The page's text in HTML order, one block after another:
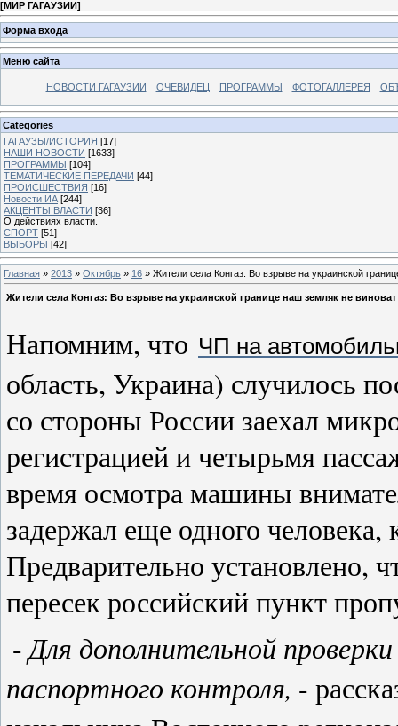
[МИР ГАГАУЗИИ]
Форма входа
Меню сайта
НОВОСТИ ГАГАУЗИИ ОЧЕВИДЕЦ ПРОГРАММЫ ФОТОГАЛЛЕРЕЯ
Categories
ГАГАУЗЫ/ИСТОРИЯ [17]
НАШИ НОВОСТИ [1633]
ПРОГРАММЫ [104]
ТЕМАТИЧЕСКИЕ ПЕРЕДАЧИ [44]
ПРОИСШЕСТВИЯ [16]
Новости ИА [244]
АКЦЕНТЫ ВЛАСТИ [36]
О действиях власти.
СПОРТ [51]
ВЫБОРЫ [42]
Главная » 2013 » Октябрь » 16 » Жители села Конгаз: Во взрыве на украинской
Жители села Конгаз: Во взрыве на украинской границе наш земляк не виноват
Напомним, что ЧП на
область, Украина) случилось
со стороны России заехал
регистрацией и четырьмя
время осмотра машины
задержал еще одного человека,
Предварительно установлено,
пересек российский пункт
-Для дополнительной
паспортного контроля, -